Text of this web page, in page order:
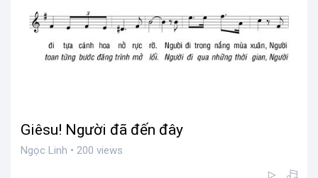
Giêsu! Người đã đến đây
Ngọc Linh • 200 views